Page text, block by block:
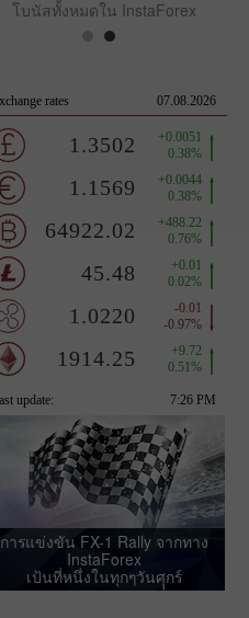
โบนัสทั้งหมดใน InstaForex
การแข่งขัน FX-1 Rally จากทาง
InstaForex
เป้นที่หนึ่งในทุกๆวันศุุกร์